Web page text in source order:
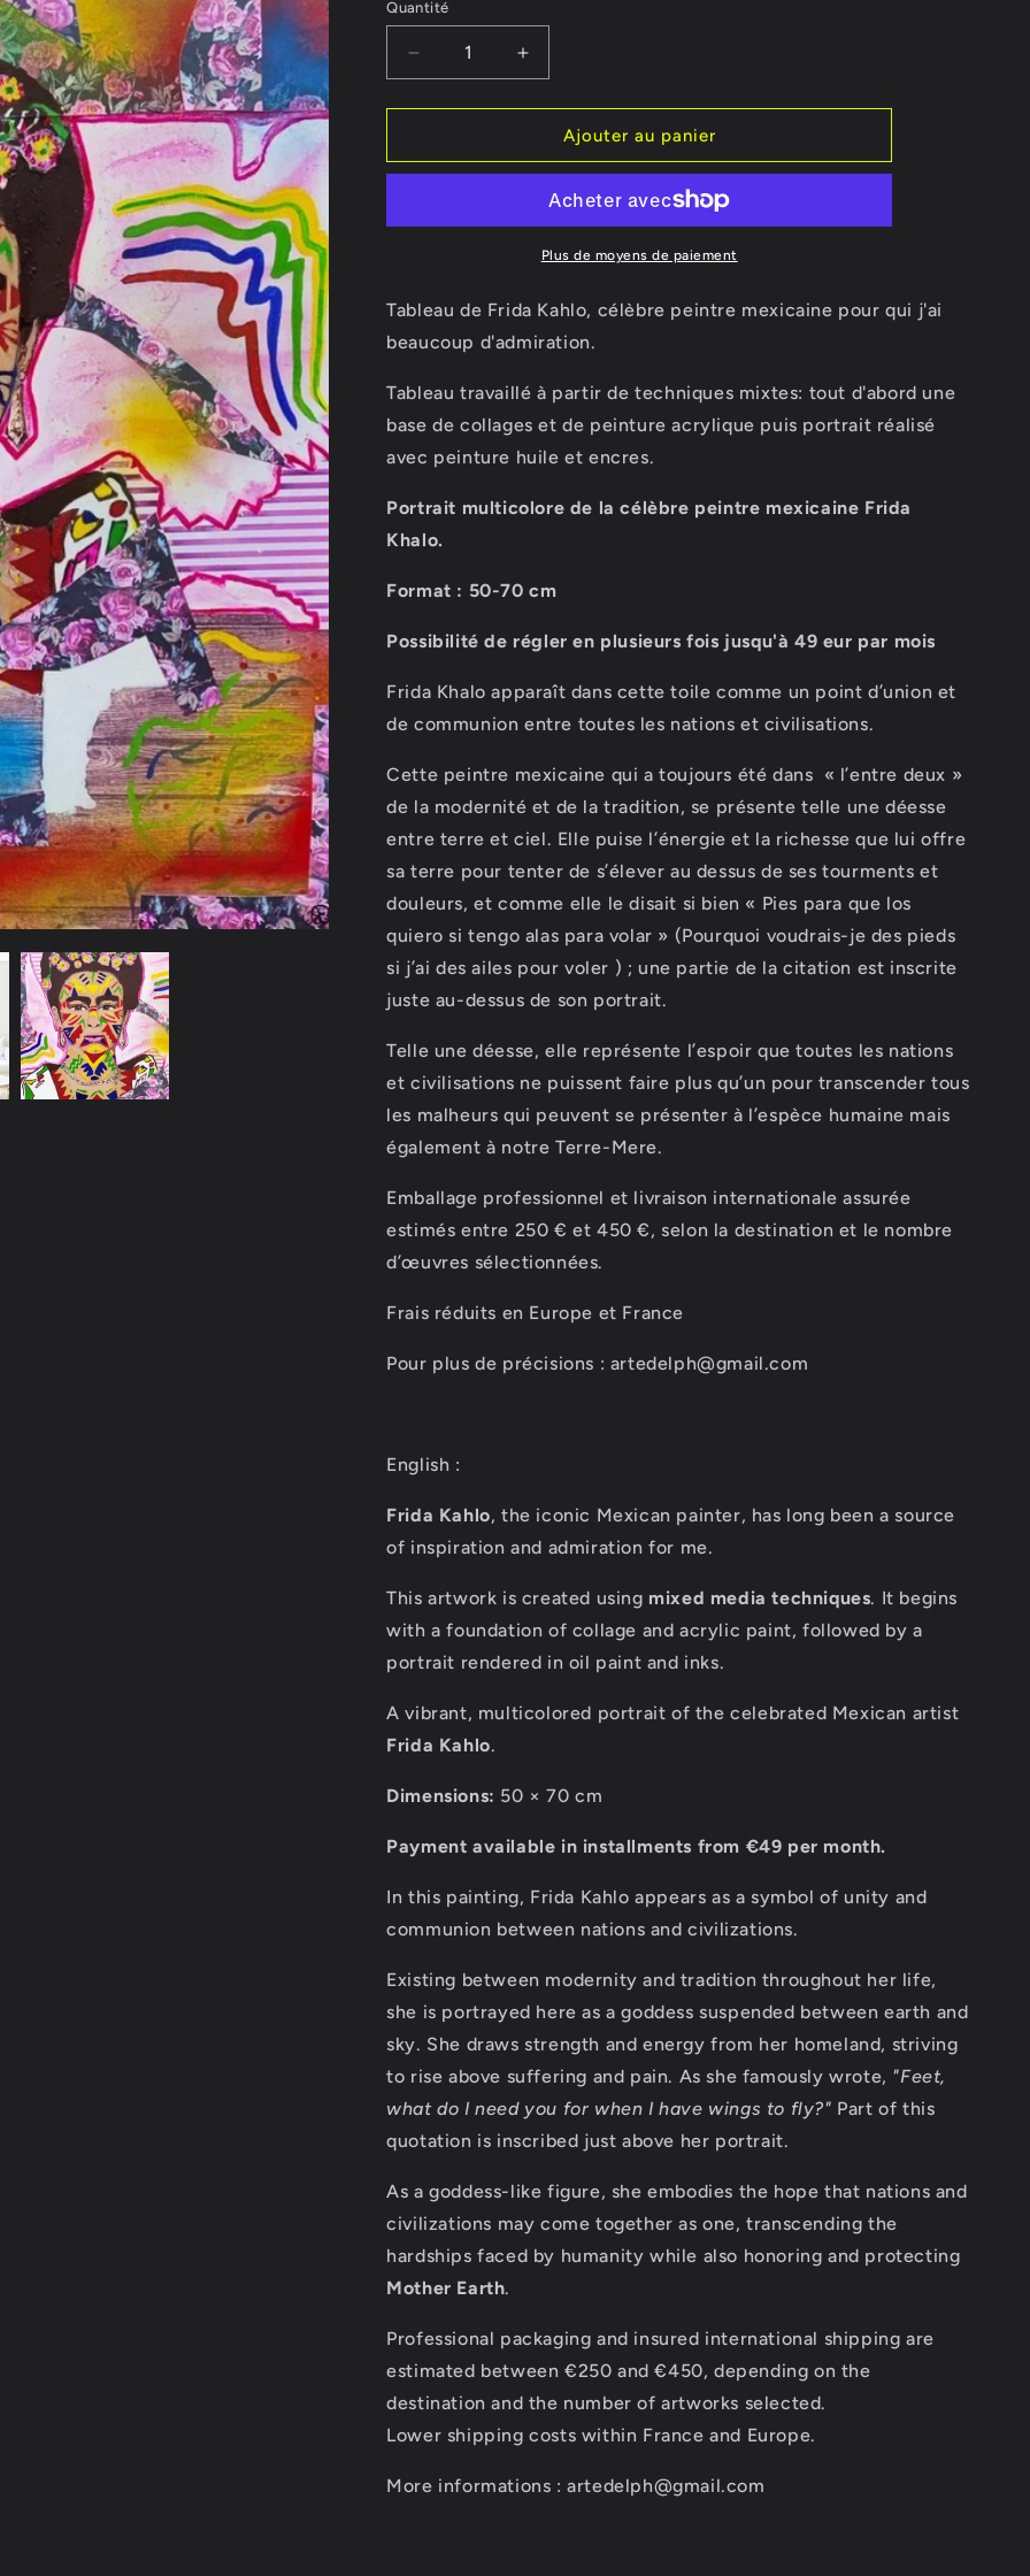
Quantité
Réduire
la
quantité
Tableau
Reine
Augmenter
la
quantité
Tableau
Kahlo,
Reine
des
Ajouter au panier
Plus de moyens de paiement
Tableau de Frida Kahlo, célèbre peintre mexicaine pour qui j'ai
beaucoup d'admiration.
Tableau travaillé à partir de techniques mixtes: tout d'abord une
base de collages et de peinture acrylique puis portrait réalisé
avec peinture huile et encres.
Portrait multicolore de la célèbre peintre mexicaine Frida
Khalo.
Format : 50-70 cm
Possibilité de régler en plusieurs fois jusqu'à 49 eur par mois
Frida Khalo apparaît dans cette toile comme un point d’union et
de communion entre toutes les nations et civilisations.
Cette peintre mexicaine qui a toujours été dans « l’entre deux »
de la modernité et de la tradition, se présente telle une déesse
entre terre et ciel. Elle puise l’énergie et la richesse que lui offre
sa terre pour tenter de s’élever au dessus de ses tourments et
douleurs, et comme elle le disait si bien « Pies para que los
quiero si tengo alas para volar » (Pourquoi voudrais-je des pieds
si j’ai des ailes pour voler ) ; une partie de la citation est inscrite
juste au-dessus de son portrait.
Telle une déesse, elle représente l’espoir que toutes les nations
et civilisations ne puissent faire plus qu’un pour transcender tous
les malheurs qui peuvent se présenter à l’espèce humaine mais
également à notre Terre-Mere.
Emballage professionnel et livraison internationale assurée
estimés entre 250 € et 450 €, selon la destination et le nombre
d’œuvres sélectionnées.
Frais réduits en Europe et France
Pour plus de précisions : artedelph@gmail.com
English :
Frida Kahlo, the iconic Mexican painter, has long been a source
of inspiration and admiration for me.
This artwork is created using mixed media techniques. It begins
with a foundation of collage and acrylic paint, followed by a
portrait rendered in oil paint and inks.
A vibrant, multicolored portrait of the celebrated Mexican artist
Frida Kahlo.
Dimensions: 50 × 70 cm
Payment available in installments from €49 per month.
In this painting, Frida Kahlo appears as a symbol of unity and
communion between nations and civilizations.
Existing between modernity and tradition throughout her life,
she is portrayed here as a goddess suspended between earth and
sky. She draws strength and energy from her homeland, striving
to rise above suffering and pain. As she famously wrote, "Feet,
what do I need you for when I have wings to fly?" Part of this
quotation is inscribed just above her portrait.
As a goddess-like figure, she embodies the hope that nations and
civilizations may come together as one, transcending the
hardships faced by humanity while also honoring and protecting
Mother Earth.
Professional packaging and insured international shipping are
estimated between €250 and €450, depending on the
destination and the number of artworks selected.
Lower shipping costs within France and Europe.
More informations : artedelph@gmail.com